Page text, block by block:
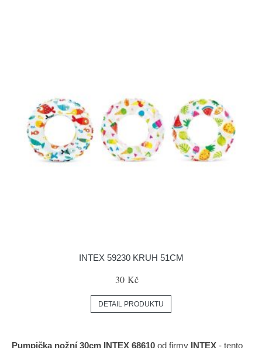
INTEX 59230 KRUH 51CM
30 Kč
DETAIL PRODUKTU
Pumpička nožní 30cm INTEX 68610 od firmy INTEX - tento